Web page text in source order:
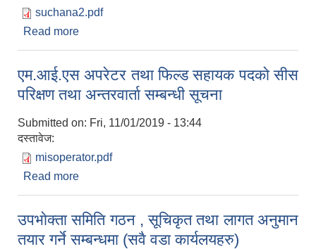
suchana2.pdf
Read more
एम.आई.एस अपरेटर तथा फिल्ड सहायक पदकाे सीस
परिक्षण तथा अन्तरवार्ता सम्बन्धी सूचना
Submitted on: Fri, 11/01/2019 - 13:44
दस्तावेज:
misoperator.pdf
Read more
उपभाेक्ता समिति गठन , सूचिकृत तथा लागत अनुमान
तयार गर्ने सम्बन्धमा (सवै वडा कार्यलयहरु)